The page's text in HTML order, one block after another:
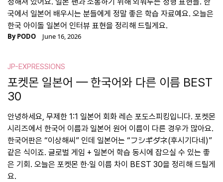
국에서 일본어 배우시는 분들에게 정말 좋은 학습 자료예요. 오늘은
한국 아이돌 일본어 인터뷰 표현을 정리해 드릴게요.
ByPODO June 16, 2026
JP-EXPRESSIONS
포켓몬 일본어 — 한국어와 다른 이름 BEST
30
안녕하세요, 무제한 1:1 일본어 회화 레슨 포도스피킹입니다. 포켓몬
시리즈에서 한국어 이름과 일본어 원어 이름이 다른 경우가 많아요.
한국어판은 “이상해씨” 인데 일본어는 “フシギダネ(후시기다네)”
같은 식이죠. 글로벌 게임 + 일본어 학습 동시에 잡으실 수 있는 좋
은 기회. 오늘은 포켓몬 한·일 이름 차이 BEST 30을 정리해 드릴게
요.